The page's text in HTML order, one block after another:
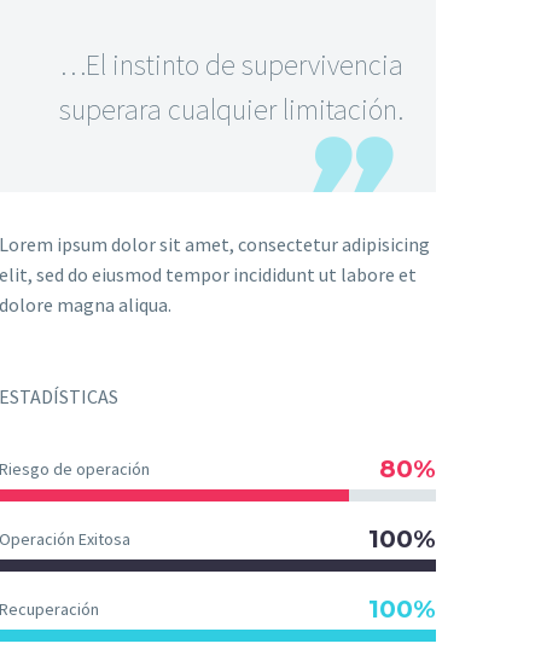
…El instinto de supervivencia
superara cualquier limitación.
Lorem ipsum dolor sit amet, consectetur adipisicing
elit, sed do eiusmod tempor incididunt ut labore et
dolore magna aliqua.
ESTADÍSTICAS
Riesgo de operación 80%
Operación Exitosa 100%
Recuperación 100%